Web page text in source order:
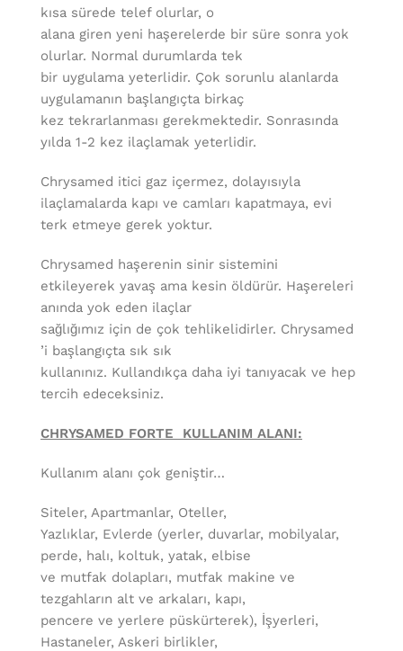
kısa sürede telef olurlar, o
alana giren yeni haşerelerde bir süre sonra yok
olurlar. Normal durumlarda tek
bir uygulama yeterlidir. Çok sorunlu alanlarda
uygulamanın başlangıçta birkaç
kez tekrarlanması gerekmektedir. Sonrasında
yılda 1-2 kez ilaçlamak yeterlidir.
Chrysamed itici gaz içermez, dolayısıyla
ilaçlamalarda kapı ve camları kapatmaya, evi
terk etmeye gerek yoktur.
Chrysamed haşerenin sinir sistemini
etkileyerek yavaş ama kesin öldürür. Haşereleri
anında yok eden ilaçlar
sağlığımız için de çok tehlikelidirler. Chrysamed
’i başlangıçta sık sık
kullanınız. Kullandıkça daha iyi tanıyacak ve hep
tercih edeceksiniz.
CHRYSAMED FORTE KULLANIM ALANI:
Kullanım alanı çok geniştir…
Siteler, Apartmanlar, Oteller,
Yazlıklar, Evlerde (yerler, duvarlar, mobilyalar,
perde, halı, koltuk, yatak, elbise
ve mutfak dolapları, mutfak makine ve
tezgahların alt ve arkaları, kapı,
pencere ve yerlere püskürterek), İşyerleri,
Hastaneler, Askeri birlikler,